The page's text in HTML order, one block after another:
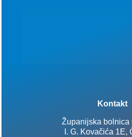
Kontakt
Županijska bolnica
I. G. Kovačića 1E,